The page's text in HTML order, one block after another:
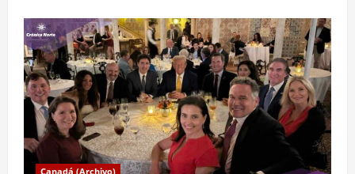
n
t
r
a
d
Canadá (Archivo)